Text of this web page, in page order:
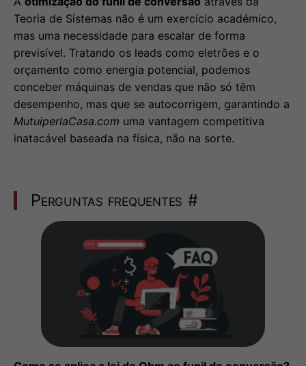
Teoria de Sistemas não é um exercício académico,
mas uma necessidade para escalar de forma
previsível. Tratando os leads como eletrões e o
orçamento como energia potencial, podemos
conceber máquinas de vendas que não só têm
desempenho, mas que se autocorrigem, garantindo a
MutuiperlaCasa.com uma vantagem competitiva
inatacável baseada na física, não na sorte.
Perguntas frequentes #